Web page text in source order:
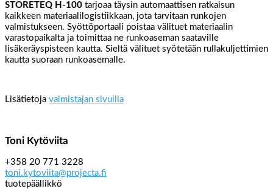
STORETEQ H-100 tarjoaa täysin automaattisen ratkaisun
kaikkeen materiaalilogistiikkaan, jota tarvitaan runkojen
valmistukseen. Syöttöportaali poistaa välituet materiaalin
varastopaikalta ja toimittaa ne runkoaseman saataville
lisäkeräyspisteen kautta. Sieltä välituet syötetään rullakuljettimien
kautta suoraan runkoasemalle.
Lisätietoja valmistajan sivuilla
Toni Kytöviita
+358 20 771 3228
toni.kytoviita@projecta.fi
tuotepäällikkö